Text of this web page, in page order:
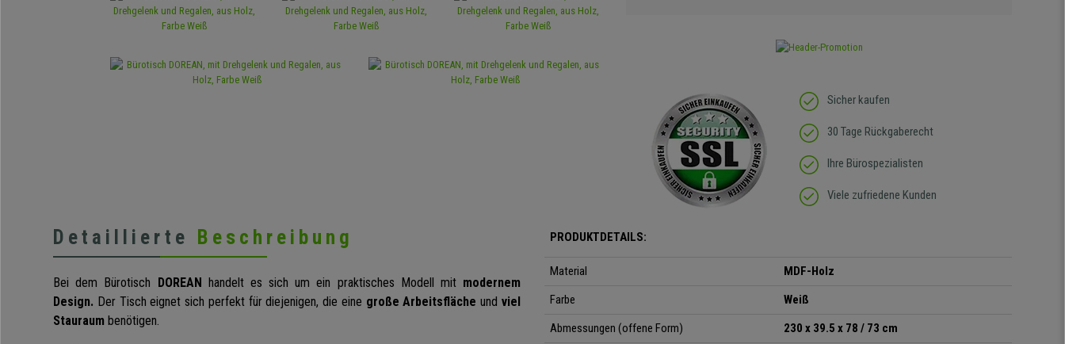
Sicher kaufen
30 Tage Rückgaberecht
Ihre Bürospezialisten
Viele zufriedene Kunden
Detaillierte Beschreibung
Bei dem Bürotisch DOREAN handelt es sich um ein praktisches Modell mit modernem
Design. Der Tisch eignet sich perfekt für diejenigen, die eine große Arbeitsfläche undviel
Stauraum benötigen.
PRODUKTDETAILS:
Material
MDF-Holz
Farbe
Weiß
Abmessungen (offene Form)
230 x 39.5 x 78 / 73 cm